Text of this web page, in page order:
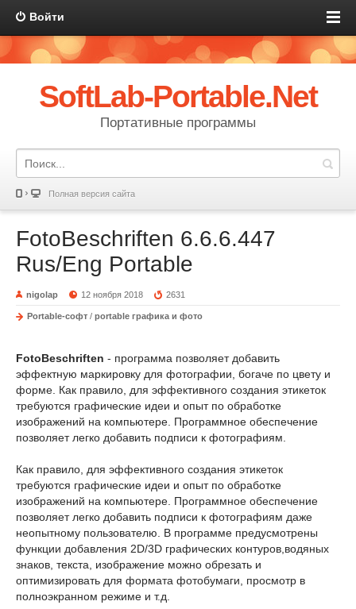
Войти
SoftLab-Portable.Net
Портативные программы
Полная версия сайта
FotoBeschriften 6.6.6.447
Rus/Eng Portable
nigolap 12 ноября 2018 2631
Portable-софт / portable графика и фото
FotoBeschriften - программа позволяет добавить
эффектную маркировку для фотографии, богаче по цвету и
форме. Как правило, для эффективного создания этикеток
требуются графические идеи и опыт по обработке
изображений на компьютере. Программное обеспечение
позволяет легко добавить подписи к фотографиям.
Как правило, для эффективного создания этикеток
требуются графические идеи и опыт по обработке
изображений на компьютере. Программное обеспечение
позволяет легко добавить подписи к фотографиям даже
неопытному пользователю. В программе предусмотрены
функции добавления 2D/3D графических контуров,водяных
знаков, текста, изображение можно обрезать и
оптимизировать для формата фотобумаги, просмотр в
полноэкранном режиме и т.д.